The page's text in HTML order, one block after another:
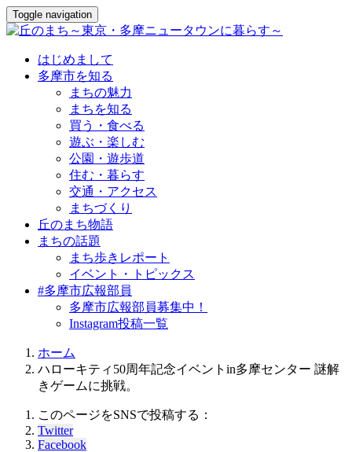
Toggle navigation
はじめまして
多摩市を知る
まちの魅力
まちを知る
買う・食べる
遊ぶ・楽しむ
公園・遊歩道
住む・暮らす
交通・アクセス
まちづくり
丘のまち物語
まちの話題
まち歩きレポート
イベント・トピックス
#多摩市広報部員
多摩市広報部員募集中！
Instagram投稿一覧
ホーム
ハローキティ50周年記念イベントin多摩センター 謎解
きゲームに挑戦。
このページをSNSで投稿する：
Twitter
Facebook